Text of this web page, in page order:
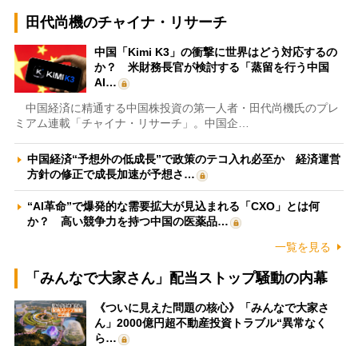
田代尚機のチャイナ・リサーチ
中国「Kimi K3」の衝撃に世界はどう対応するの
か？ 米財務長官が検討する「蒸留を行う中国
AI…
中国経済に精通する中国株投資の第一人者・田代尚機氏のプレ
ミアム連載「チャイナ・リサーチ」。中国企…
中国経済“予想外の低成長”で政策のテコ入れ必至か 経済運営
方針の修正で成長加速が予想さ…
“AI革命”で爆発的な需要拡大が見込まれる「CXO」とは何
か？ 高い競争力を持つ中国の医薬品…
一覧を見る
「みんなで大家さん」配当ストップ騒動の内幕
《ついに見えた問題の核心》「みんなで大家さ
ん」2000億円超不動産投資トラブル“異常なく
ら…